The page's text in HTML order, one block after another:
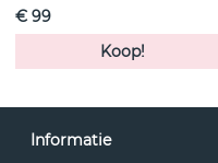
€ 99
Koop!
Informatie